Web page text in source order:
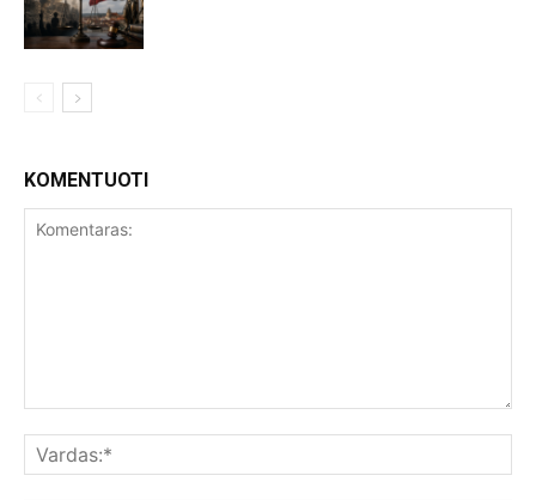
KOMENTUOTI